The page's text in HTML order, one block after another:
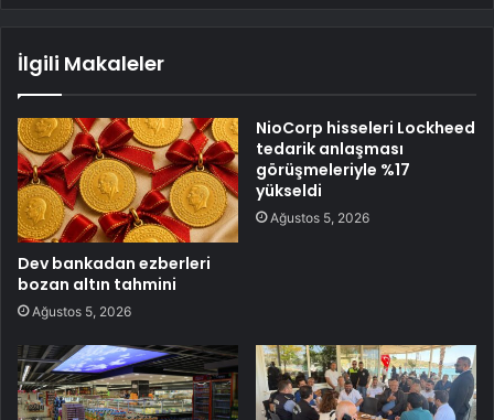
İlgili Makaleler
Dev bankadan ezberleri
bozan altın tahmini
Ağustos 5, 2026
NioCorp hisseleri Lockheed
tedarik anlaşması
görüşmeleriyle %17
yükseldi
Ağustos 5, 2026